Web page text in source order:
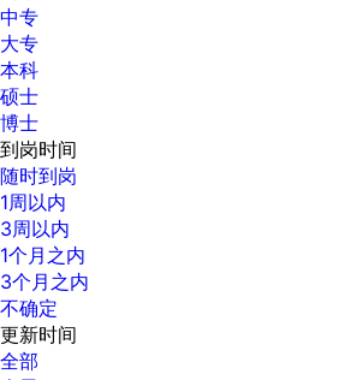
中专
大专
本科
硕士
博士
到岗时间
随时到岗
1周以内
3周以内
1个月之内
3个月之内
不确定
更新时间
全部